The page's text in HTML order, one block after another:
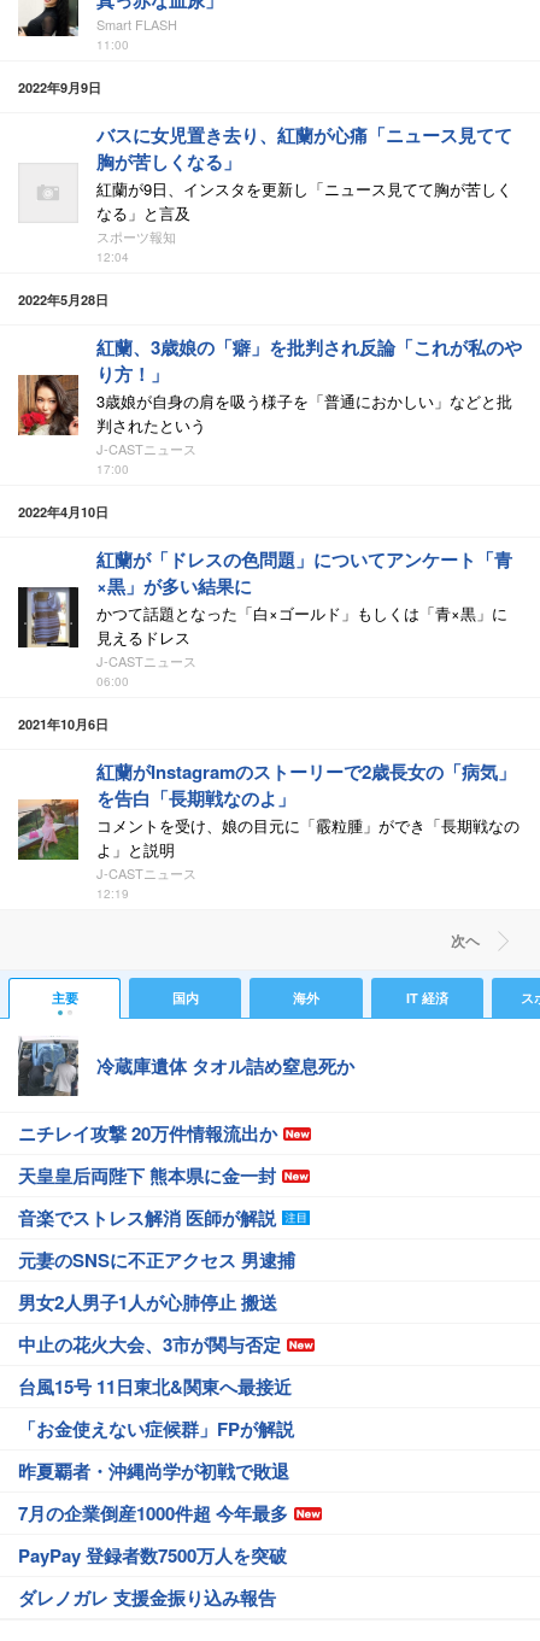
Smart FLASH
11:00
2022年9月9日
バスに女児置き去り、紅蘭が心痛「ニュース見てて
胸が苦しくなる」
紅蘭が9日、インスタを更新し「ニュース見てて胸が苦しく
なる」と言及
スポーツ報知
12:04
2022年5月28日
紅蘭、3歳娘の「癖」を批判され反論「これが私のや
り方！」
3歳娘が自身の肩を吸う様子を「普通におかしい」などと批
判されたという
J-CASTニュース
17:00
2022年4月10日
紅蘭が「ドレスの色問題」についてアンケート「青
×黒」が多い結果に
かつて話題となった「白×ゴールド」もしくは「青×黒」に
見えるドレス
J-CASTニュース
06:00
2021年10月6日
紅蘭がInstagramのストーリーで2歳長女の「病気」
を告白「長期戦なのよ」
コメントを受け、娘の目元に「霰粒腫」ができ「長期戦なの
よ」と説明
J-CASTニュース
12:19
次ヘ
主要 国内 海外 IT 経済 ス
冷蔵庫遺体 タオル詰め窒息死か
ニチレイ攻撃 20万件情報流出か
天皇皇后両陛下 熊本県に金一封
音楽でストレス解消 医師が解説
元妻のSNSに不正アクセス 男逮捕
男女2人男子1人が心肺停止 搬送
中止の花火大会、3市が関与否定
台風15号 11日東北&関東へ最接近
「お金使えない症候群」FPが解説
昨夏覇者・沖縄尚学が初戦で敗退
7月の企業倒産1000件超 今年最多
PayPay 登録者数7500万人を突破
ダレノガレ 支援金振り込み報告